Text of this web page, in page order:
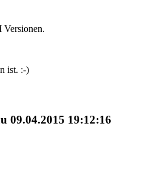
ist. :-)
09.04.2015 19:12:16